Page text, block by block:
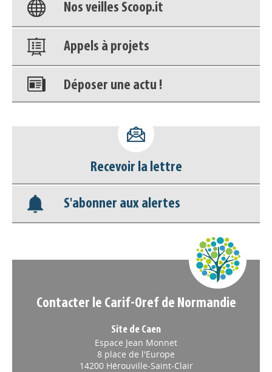
Nos veilles Scoop.it
Appels à projets
Déposer une actu !
déconnecter)
Base documentaire
Nos veilles Scoop.it
Recevoir la lettre
S'abonner aux alertes
Contacter le Carif-Oref de Normandie
Site de Caen
Espace Jean Monnet
8 place de l'Europe
14200 Hérouville-Saint-Clair